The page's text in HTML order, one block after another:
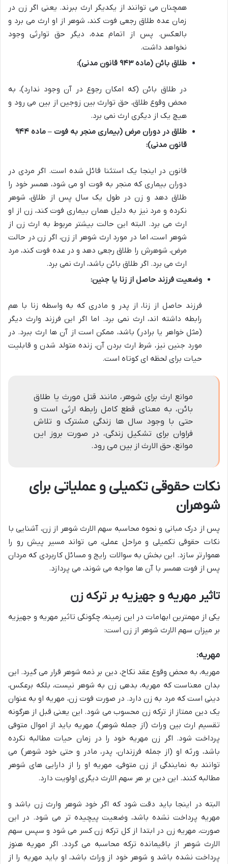
همچنان می توانند از یکدیگر ارث ببرند. یعنی اگر زن در
زمان عده طلاق رجعی فوت کند، شوهر از او ارث می برد و
بالعکس. پس از اتمام عده، دیگر حق توارثی وجود
نخواهد داشت.
طلاق بائن (ماده ۹۴۳ قانون مدنی):
در طلاق بائن (که امکان رجوع در آن وجود ندارد)، به
محض وقوع طلاق، حق توارث بین زوجین از بین می رود و
هیچ یک از دیگری ارث نمی برد.
طلاق در دوران مرض (بیماری منجر به فوت – ماده ۹۴۴
قانون مدنی):
قانون در اینجا یک استثنا قائل شده است. اگر مردی در
دوران بیماری که منجر به فوت او می شود، همسر خود را
طلاق دهد و زن در طول یک سال پس از طلاق، شوهر
نکرده و مرد نیز به دلیل همان بیماری فوت کند، زن از او
ارث می برد. البته این حالت بیشتر مربوط به ارث زن از
شوهر است، اما در مورد ارث شوهر از زن، اگر زن در حالت
مرض، شوهرش را طلاق رجعی دهد و در عده فوت کند، مرد
ارث می برد. اگر طلاق بائن باشد، ارث نمی برد.
وضعیت فرزند حاصل از زنا یا جنین:
فرزند حاصل از زنا، از پدر و مادری که به واسطه زنا با هم
رابطه داشته اند، ارث نمی برد. اما اگر این فرزند وارث دیگر
(مثل خواهر یا برادر) باشد، ممکن است از آن ها ارث ببرد. در
مورد جنین نیز، شرط ارث بردن آن، زنده متولد شدن و قابلیت
حیات برای لحظه ای کوتاه است.
موانع ارث برای شوهر، مانند قتل مورث یا طلاق
بائن، به معنای قطع کامل رابطه ارثی است و
حتی با وجود سال ها زندگی مشترک و تلاش
فراوان برای تشکیل زندگی، در صورت بروز این
موانع، حق الارث از بین می رود.
نکات حقوقی تکمیلی و عملیاتی برای
شوهران
پس از درک مبانی و نحوه محاسبه سهم الارث شوهر از زن، آشنایی با
نکات حقوقی تکمیلی و مراحل عملی، می تواند مسیر پیش رو را
هموارتر سازد. این بخش به سوالات رایج و مسائل کاربردی که مردان
پس از فوت همسر با آن ها مواجه می شوند، می پردازد.
تاثیر مهریه و جهیزیه بر ترکه زن
یکی از مهمترین ابهامات در این زمینه، چگونگی تاثیر مهریه و جهیزیه
بر میزان سهم الارث شوهر از زن است:
مهریه:
مهریه، به محض وقوع عقد نکاح، دین بر ذمه شوهر قرار می گیرد. این
بدان معناست که مهریه، بدهی زن به شوهر نیست، بلکه برعکس،
دینی است که مرد به زن دارد. در صورت فوت زن، مهریه او به عنوان
یک دین ممتاز از ترکه زن محسوب می شود. این یعنی قبل از هرگونه
تقسیم ارث بین وراث (از جمله شوهر)، مهریه باید از اموال متوفی
پرداخت شود. اگر زن مهریه خود را در زمان حیات مطالبه نکرده
باشد، ورثه او (از جمله فرزندان، پدر، مادر و حتی خود شوهر) می
توانند به نمایندگی از زن متوفی، مهریه او را از دارایی های شوهر
مطالبه کنند. این دین بر هر سهم الارث دیگری اولویت دارد.
البته در اینجا باید دقت شود که اگر خود شوهر وارث زن باشد و
مهریه پرداخت نشده باشد، وضعیت پیچیده تر می شود. در این
صورت، مهریه زن در ابتدا از کل ترکه زن کسر می شود و سپس سهم
الارث شوهر از باقیمانده ترکه محاسبه می گردد. اگر مهریه هنوز
پرداخت نشده باشد و شوهر خود از وراث باشد، او باید مهریه را از